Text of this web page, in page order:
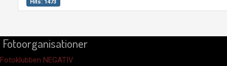
Hits: 1473
Fotoorganisationer
Fotoklubben NEGATIV